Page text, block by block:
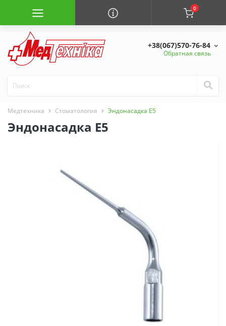
0
+38(067)570-76-84
Обратная связь
Медтехника Стоматология Эндонасадка Е5
Эндонасадка Е5